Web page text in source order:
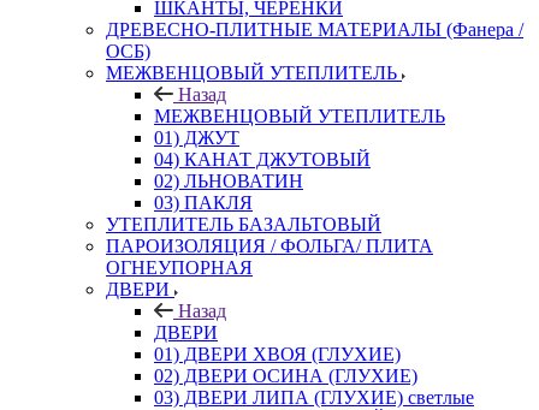
ШКАНТЫ, ЧЕРЕНКИ
ДРЕВЕСНО-ПЛИТНЫЕ МАТЕРИАЛЫ (Фанера /
ОСБ)
МЕЖВЕНЦОВЫЙ УТЕПЛИТЕЛЬ
Назад
МЕЖВЕНЦОВЫЙ УТЕПЛИТЕЛЬ
01) ДЖУТ
04) КАНАТ ДЖУТОВЫЙ
02) ЛЬНОВАТИН
03) ПАКЛЯ
УТЕПЛИТЕЛЬ БАЗАЛЬТОВЫЙ
ПАРОИЗОЛЯЦИЯ / ФОЛЬГА/ ПЛИТА
ОГНЕУПОРНАЯ
ДВЕРИ
Назад
ДВЕРИ
01) ДВЕРИ ХВОЯ (ГЛУХИЕ)
02) ДВЕРИ ОСИНА (ГЛУХИЕ)
03) ДВЕРИ ЛИПА (ГЛУХИЕ) светлые